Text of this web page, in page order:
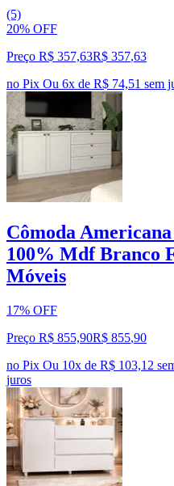
(5)
20% OFF
Preço R$ 357,63R$ 357,63
no Pix Ou 6x de R$ 74,51 sem
Cômoda
100% Mdf Branco
Móveis
17% OFF
Preço R$ 855,90R$ 855,90
no Pix Ou 10x de R$ 103,12
juros